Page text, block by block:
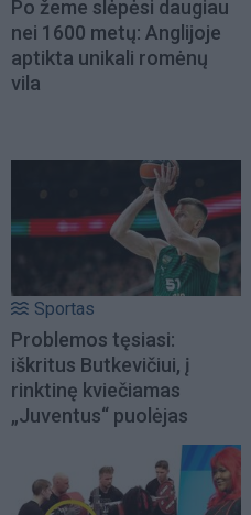
Po žeme slėpėsi daugiau
nei 1600 metų: Anglijoje
aptikta unikali romėnų
vila
Sportas
Problemos tęsiasi:
iškritus Butkevičiui, į
rinktinę kviečiamas
„Juventus“ puolėjas